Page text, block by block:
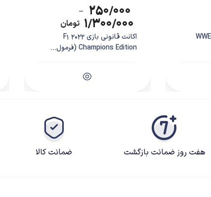
خرید اکانت قانونی بازی WWE
۲۵۰/۰۰۰ –
۱/۳۰۰/۰۰۰ تومان
اکانت قانونی بازی F1 2022
Champions Edition (فرمول...
هفت روز ضمانت بازگشت ضمانت کالا